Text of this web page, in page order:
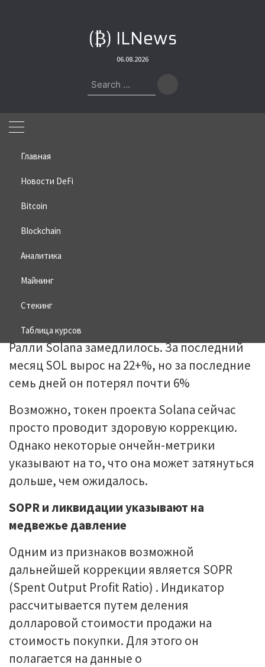
(₿) ILNews
06.08.2026
Search
for:
Главная
Новости DeFi
Bitcoin
Blockchain
Аналитика
Майнинг
Стекинг
Таблица курсов
Home»Bitcoin
Трейдеры ждут падения цены
Solana
03.08.2025
Ралли Solana замедлилось. За последний
месяц SOL вырос на 22+%, но за последние
семь дней он потерял почти 6%
Возможно, токен проекта Solana сейчас
просто проводит здоровую коррекцию.
Однако некоторые ончейн-метрики
указывают на то, что она может затянуться
дольше, чем ожидалось.
SOPR и ликвидации указывают на
медвежье давление
Одним из признаков возможной
дальнейшей коррекции является SOPR
(Spent Output Profit Ratio) . Индикатор
рассчитывается путем деления
долларовой стоимости продажи на
стоимость покупки. Для этого он
полагается на данные о